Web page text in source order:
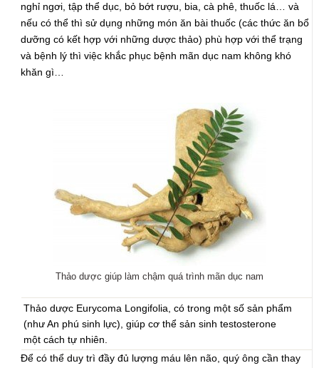
nghỉ ngơi, tập thể dục, bỏ bớt rượu, bia, cà phê, thuốc lá… và
nếu có thể thì sử dụng những món ăn bài thuốc (các thức ăn bổ
dưỡng có kết hợp với những dược thảo) phù hợp với thể trạng
và bệnh lý thì việc khắc phục bệnh mãn dục nam không khó
khăn gì…
Thảo dược giúp làm chậm quá trình mãn dục nam
Thảo dược Eurycoma Longifolia, có trong một số sản phẩm
(như An phú sinh lực), giúp cơ thể sản sinh testosterone
một cách tự nhiên.
Để có thể duy trì đầy đủ lượng máu lên não, quý ông cần thay